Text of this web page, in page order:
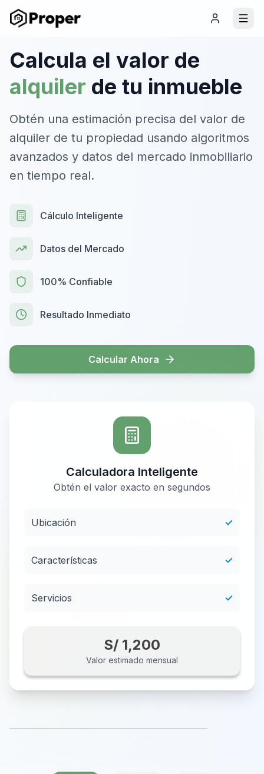
Calcula el valor de
alquiler de tu inmueble
Obtén una estimación precisa del valor de
alquiler de tu propiedad usando algoritmos
avanzados y datos del mercado inmobiliario
en tiempo real.
Cálculo Inteligente
Datos del Mercado
100% Confiable
Resultado Inmediato
Calcular Ahora
Calculadora Inteligente
Obtén el valor exacto en segundos
Ubicación ✓
Características ✓
Servicios ✓
S/ 1,200
Valor estimado mensual